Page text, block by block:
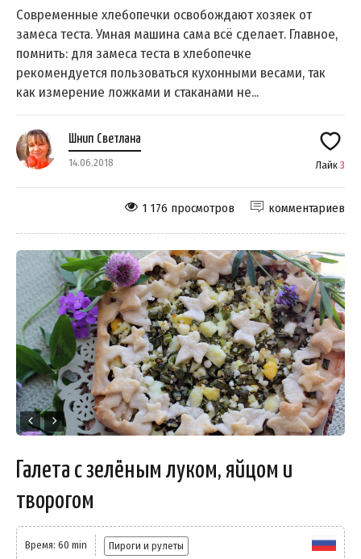
Современные хлебопечки освобождают хозяек от
замеса теста. Умная машина сама всё сделает. Главное,
помнить: для замеса теста в хлебопечке
рекомендуется пользоваться кухонными весами, так
как измерение ложками и стаканами не...
Шнип Светлана
14.06.2018 Лайк 3
комментариев
1 176 просмотров
Галета с зелёным луком, яйцом и
творогом
Время: 60 min Пироги и рулеты